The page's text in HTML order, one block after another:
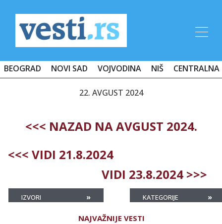
BEOGRAD NOVI SAD VOJVODINA NIŠ CENTRALNA
22. AVGUST 2024
<<< NAZAD NA AVGUST 2024.
<<< VIDI 21.8.2024
VIDI 23.8.2024 >>>
IZVORI » KATEGORIJE »
NAJVAŽNIJE VESTI